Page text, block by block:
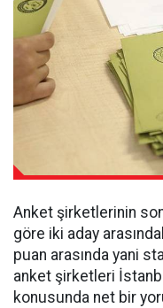
Anket şirketlerinin
göre iki aday
puan arasında yani
anket şirketleri
konusunda net bir